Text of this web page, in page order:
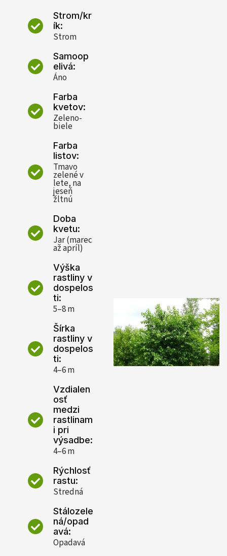
Strom/kr
ík:
Strom
Samoop
elivá:
Áno
Farba
kvetov:
Zeleno-
biele
Farba
listov:
Tmavo
zelené v
lete, na
jeseň
žltnú
Doba
kvetu:
Jar (marec
až apríl)
Výška
rastliny v
dospelos
ti:
5–8 m
Šírka
rastliny v
dospelos
ti:
4–6 m
Vzdialen
osť
medzi
rastlinam
i pri
výsadbe:
4–6 m
Rýchlosť
rastu:
Stredná
Stálozele
ná/opad
avá:
Opadavá